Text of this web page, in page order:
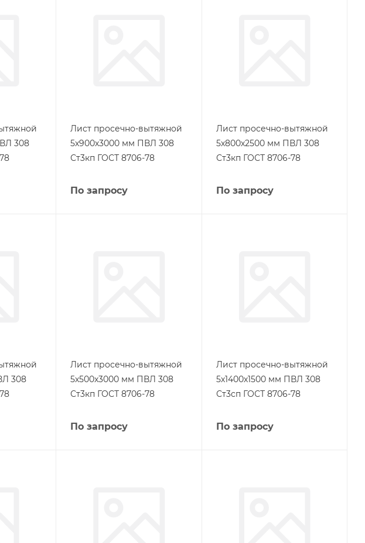
308
Лист просечно-вытяжной
5х900х3000 мм ПВЛ 308
Ст3кп ГОСТ 8706-78
По запросу
Лист просечно-вытяжной
5х800х2500 мм ПВЛ 308
Ст3кп ГОСТ 8706-78
По запросу
308
Лист просечно-вытяжной
5х500х3000 мм ПВЛ 308
Ст3кп ГОСТ 8706-78
По запросу
Лист просечно-вытяжной
5х1400х1500 мм ПВЛ 308
Ст3сп ГОСТ 8706-78
По запросу